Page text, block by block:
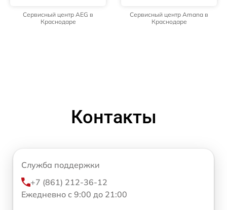
Сервисный центр AEG в
Краснодаре
Сервисный центр Amana в
Краснодаре
Контакты
Служба поддержки
+7 (861) 212-36-12
Ежедневно с 9:00 до 21:00